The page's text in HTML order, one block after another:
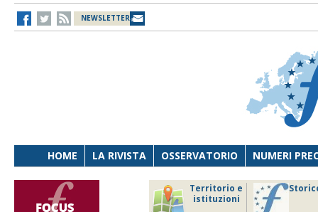
NEWSLETTER
HOME LA RIVISTA OSSERVATORIO NUMERI
Territorio e
istituzioni